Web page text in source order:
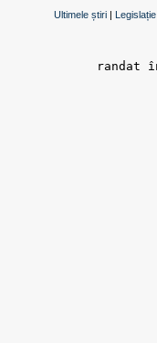
Ultimele știri | Legislație